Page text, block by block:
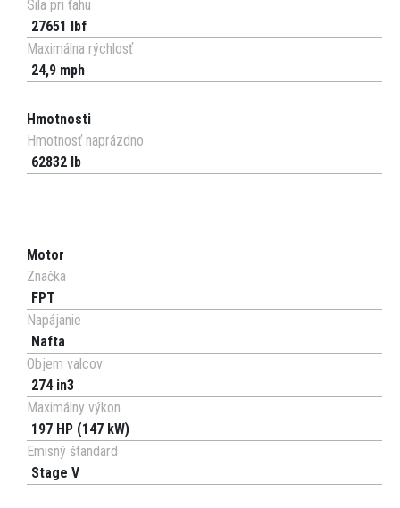
Sila pri ťahu
27651 lbf
Maximálna rýchlosť
24,9 mph
Hmotnosti
Hmotnosť naprázdno
62832 lb
Motor
Značka
FPT
Napájanie
Nafta
Objem valcov
274 in3
Maximálny výkon
197 HP (147 kW)
Emisný štandard
Stage V